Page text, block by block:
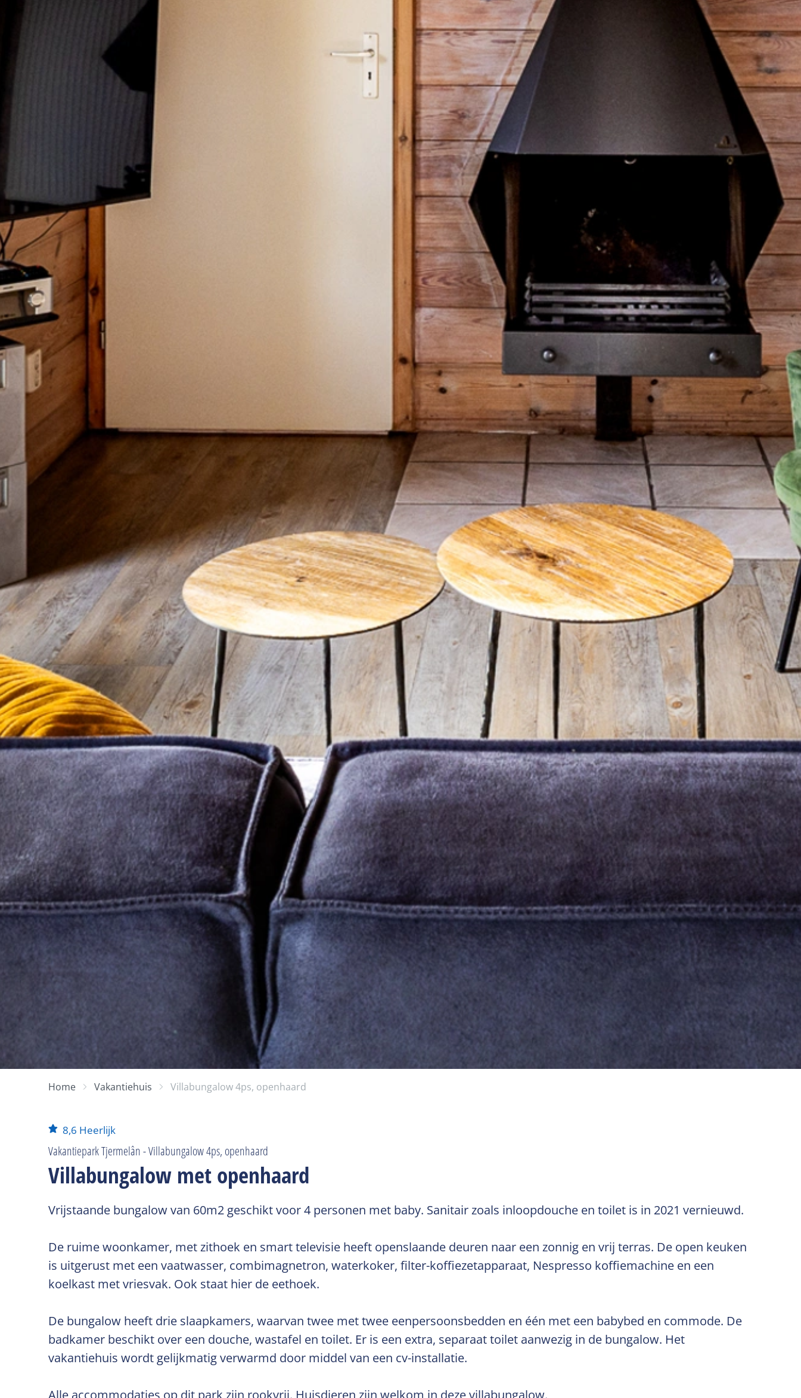
Home Vakantiehuis Villabungalow 4ps, openhaard
8,6 Heerlijk
Vakantiepark Tjermelân - Villabungalow 4ps, openhaard
Villabungalow met openhaard
Vrijstaande bungalow van 60m2 geschikt voor 4 personen met baby. Sanitair zoals inloopdouche en toilet is in 2021 vernieuwd.
De ruime woonkamer, met zithoek en smart televisie heeft openslaande deuren naar een zonnig en vrij terras. De open keuken
is uitgerust met een vaatwasser, combimagnetron, waterkoker, filter-koffiezetapparaat, Nespresso koffiemachine en een
koelkast met vriesvak. Ook staat hier de eethoek.
De bungalow heeft drie slaapkamers, waarvan twee met twee eenpersoonsbedden en één met een babybed en commode. De
badkamer beschikt over een douche, wastafel en toilet. Er is een extra, separaat toilet aanwezig in de bungalow. Het
vakantiehuis wordt gelijkmatig verwarmd door middel van een cv-installatie.
Alle accommodaties op dit park zijn rookvrij. Huisdieren zijn welkom in deze villabungalow.